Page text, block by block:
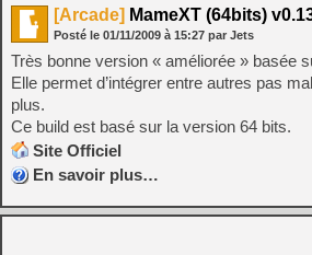
[Arcade] MameXT (64bits)
Posté le 01/11/2009 à 15:27 par Jets
Très bonne version « améliorée » basée
Elle permet d’intégrer entre autres pas
plus.
Ce build est basé sur la version 64 bits.
Site Officiel
En savoir plus…